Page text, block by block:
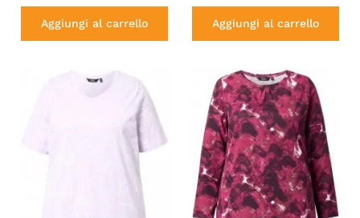
Aggiungi al carrello Aggiungi al carrello